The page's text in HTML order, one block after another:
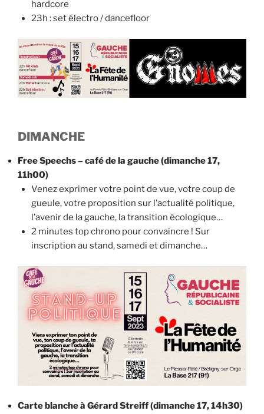
hardcore
23h : set électro / dancefloor
DIMANCHE
Free Speechs – café de la gauche (dimanche 17,
11h00)
Venez exprimer votre point de vue, votre coup de
gueule, votre proposition sur l’actualité politique,
l’avenir de la gauche, la transition écologique…
2 minutes top chrono pour convaincre ! Sur
inscription au stand, samedi et dimanche…
Carte blanche à Gérard Streiff (dimanche 17, 14h30)